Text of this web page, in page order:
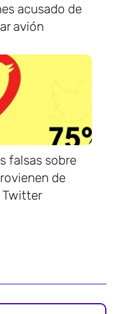
acusado de
avión
falsas sobre
de
Twitter